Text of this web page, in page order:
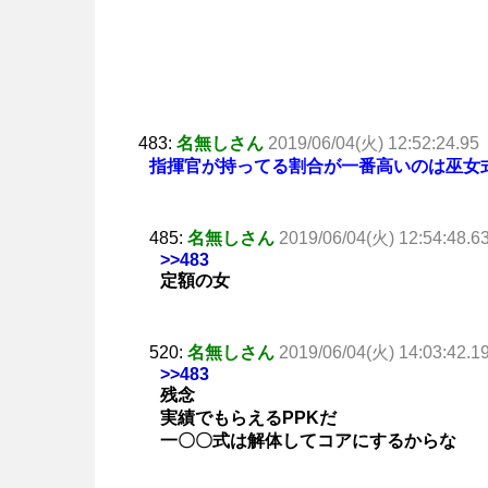
483: 名無しさん 2019/06/04(火) 12:52:24.95
指揮官が持ってる割合が一番高いのは巫女
485: 名無しさん 2019/06/04(火) 12:54:48.63
>>483
定額の女
520: 名無しさん 2019/06/04(火) 14:03:42.19
>>483
残念
実績でもらえるPPKだ
一〇〇式は解体してコアにするからな